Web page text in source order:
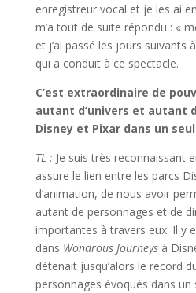
enregistreur vocal et je les ai
m’a tout de suite répondu : «
et j’ai passé les jours suivants
qui a conduit à ce spectacle.
C’est extraordinaire de
autant d’univers et autant
Disney et Pixar dans un
TL : Je suis très reconnaissant
assure le lien entre les parcs
d’animation, de nous avoir
autant de personnages et de
importantes à travers eux. Il y
dans Wondrous Journeysà
détenait jusqu’alors le record
personnages évoqués dans